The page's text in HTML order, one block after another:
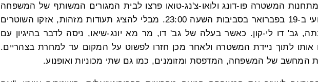
שוטרים מתחנות המשטרה פו-דונג ולואו-צ'נג-טואו פרצו לבית המגורים המשותף של המשפחה
בעזרת מנעולן מקצועי ב-19 בפברואר בסביבות השעה 23:00. מבלי להציג תעודות מזהות, אזקו השוטרים
גב' דו לי-קון. כאשר בעלה של גב' דו, מר מא יונג-שיאו, ניסה לדבר בהיגיון עם
לתוך ניידת המשטרה ולאחר מכן חזרו לפשוט על המקום עד למחרת בצהריים.
המחשב של המשפחה, המדפסת ומזומנים, כמו גם שתי מכוניות ואופנוע.